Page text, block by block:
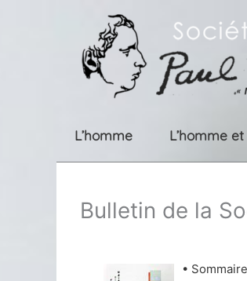
L’homme L’homme et
Bulletin de la
• Sommaire